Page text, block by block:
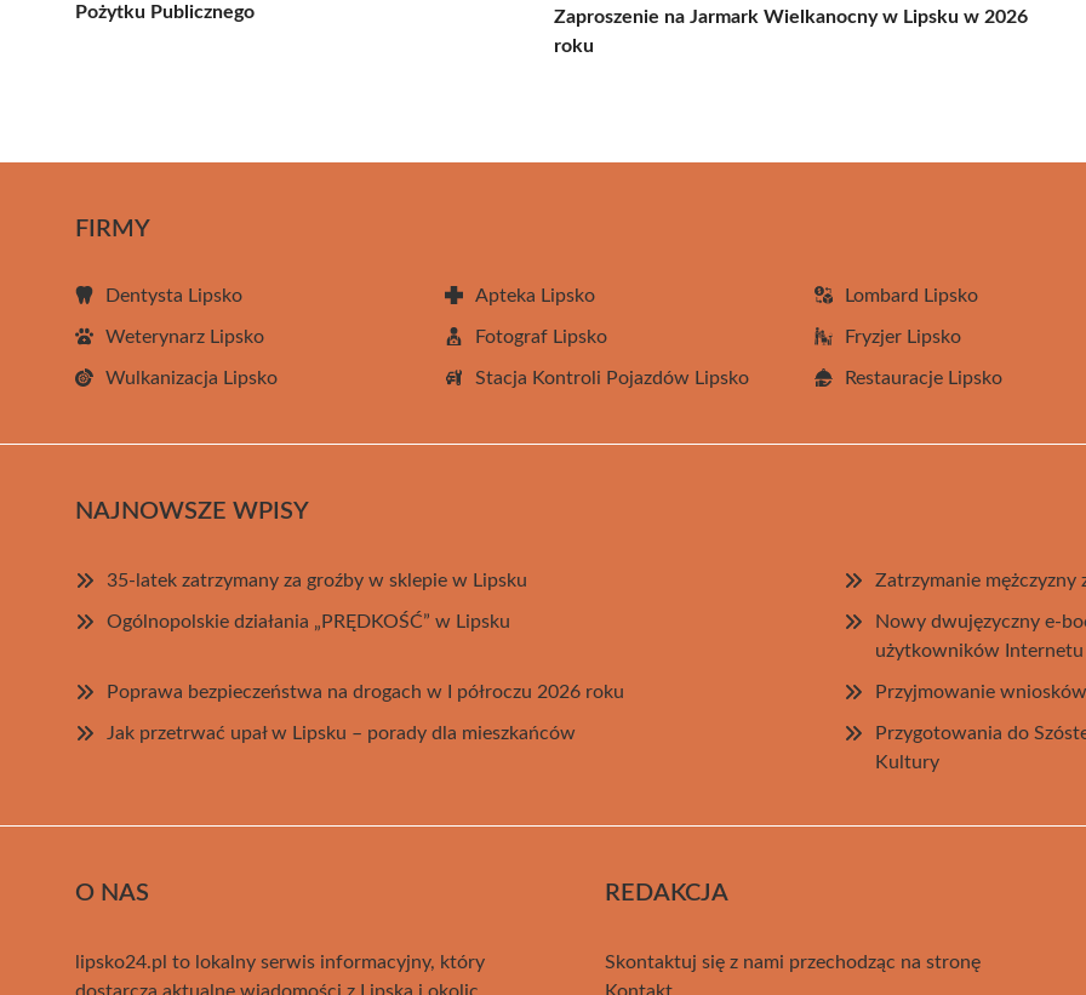
Pożytku Publicznego
Zaproszenie na Jarmark Wielkanocny w Lipsku w 2026
roku
FIRMY
Dentysta Lipsko Apteka Lipsko Lombard Lipsko
Weterynarz Lipsko Fotograf Lipsko Fryzjer Lipsko
Wulkanizacja Lipsko Stacja Kontroli Pojazdów Lipsko Restauracje Lipsko
NAJNOWSZE WPISY
35-latek zatrzymany za groźby w sklepie w Lipsku Zatrzymanie
Ogólnopolskie działania „PRĘDKOŚĆ” w Lipsku
Nowy dwujęzyczny e-
użytkowników Internetu
Poprawa bezpieczeństwa na drogach w I półroczu 2026 roku Przyjmowanie
Jak przetrwać upał w Lipsku – porady dla mieszkańców
Przygotowania do
Kultury
O NAS
lipsko24.pl to lokalny serwis informacyjny, który
REDAKCJA
Skontaktuj się z nami przechodząc na stronę